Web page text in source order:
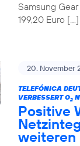
Samsung
199,20 Euro […]
20. November
TELEFÓNICA
VERBESSERT O2
Positive
weiteren